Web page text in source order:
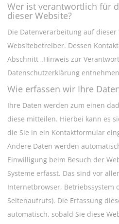
Wer ist verantwortlich für
dieser Website?
Die Datenverarbeitung auf
Websitebetreiber. Dessen
Abschnitt „Hinweis zur
Datenschutzerklärung
Wie erfassen wir Ihre
Ihre Daten werden zum einen
diese mitteilen. Hierbei kann es
die Sie in ein Kontaktformular
Andere Daten werden
Einwilligung beim Besuch der
Systeme erfasst. Das sind vor
Internetbrowser, Betriebssystem
Seitenaufrufs). Die Erfassung
automatisch, sobald Sie diese